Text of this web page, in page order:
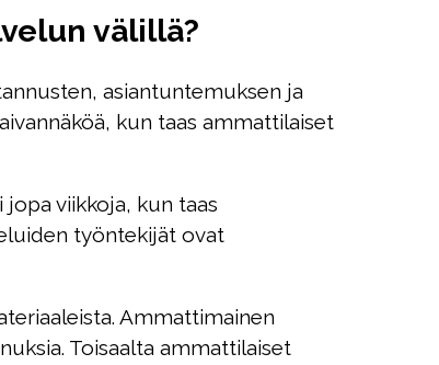
välillä?
asiantuntemuksen ja
kun taas ammattilaiset
viikkoja, kun taas
työntekijät ovat
Ammattimainen
Toisaalta ammattilaiset